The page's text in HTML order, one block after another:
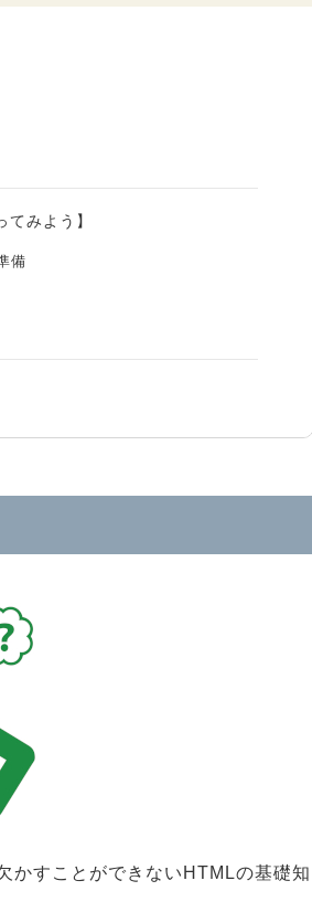
みよう】
備
成AIの利用もひとつの方法
かすことができないHTMLの基礎知